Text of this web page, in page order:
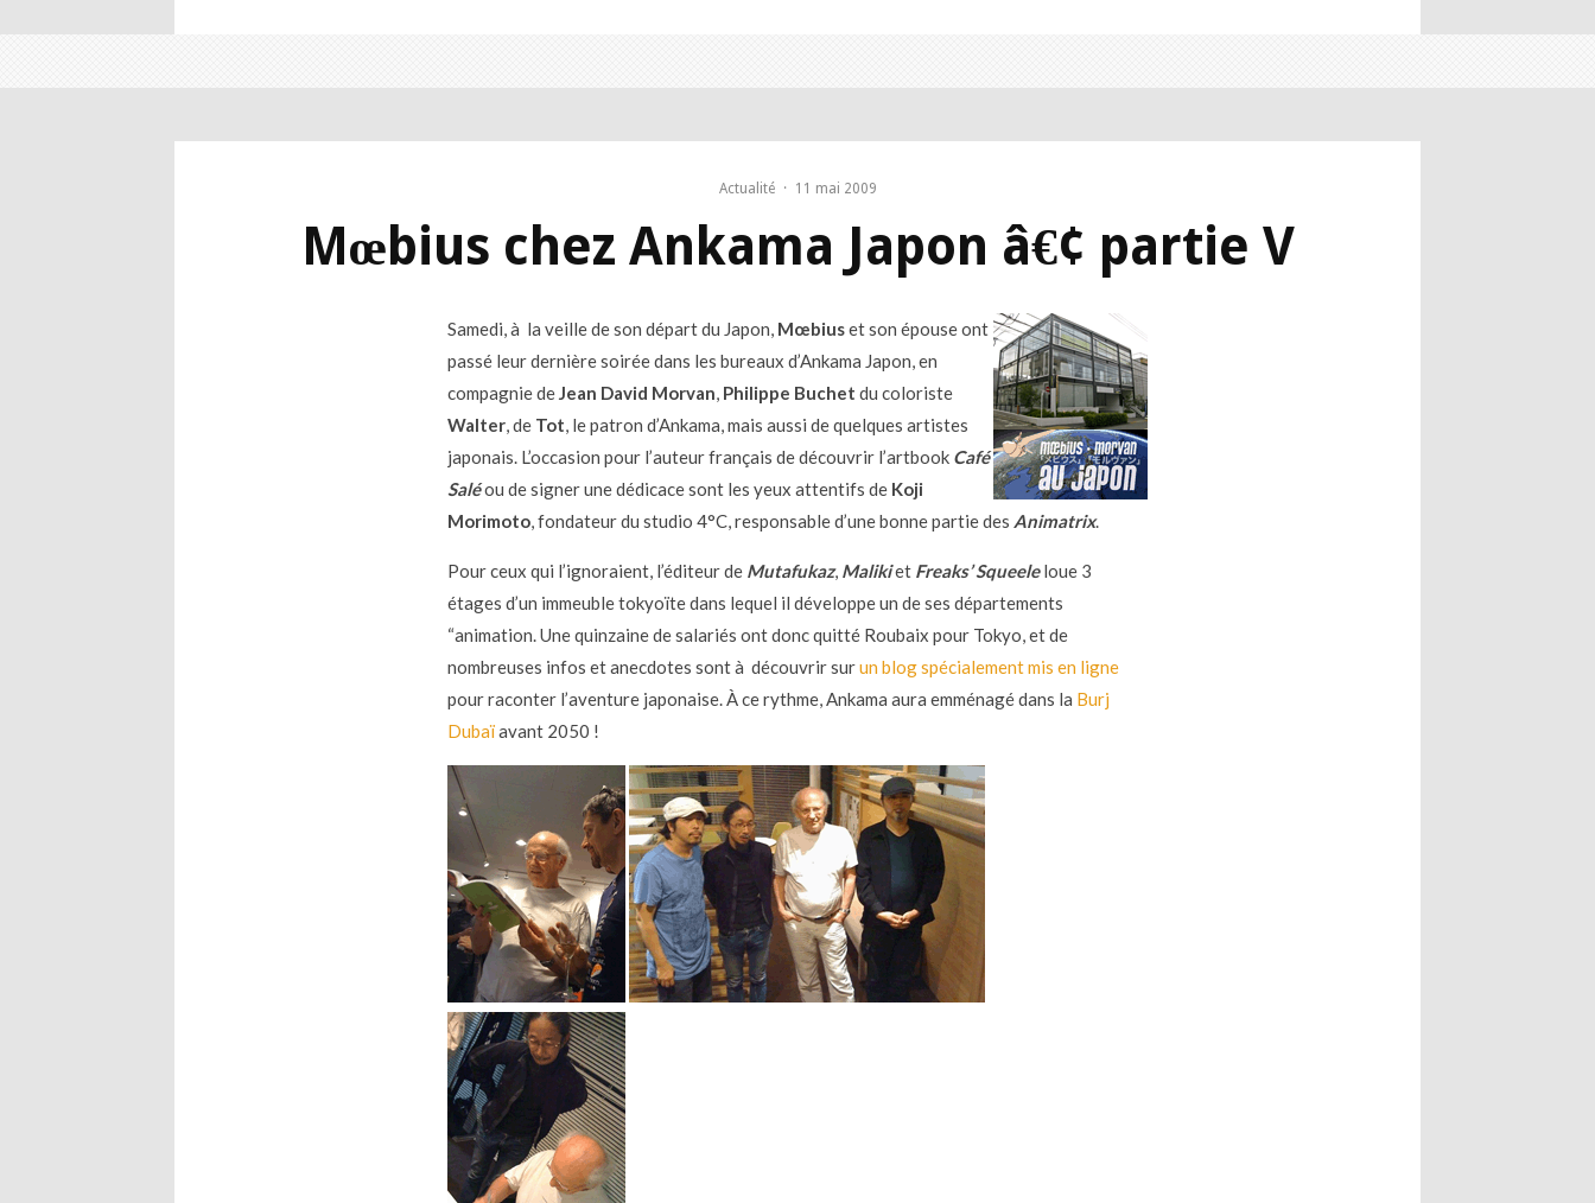
Actualité · 11 mai 2009
Mœbius chez Ankama Japon â€¢ partie V
Samedi, à la veille de son départ du Japon, Mœbiuset son épouse ont
passé leur dernière soirée dans les bureaux d’Ankama Japon, en
compagnie deJean David Morvan, Philippe Buchet du coloriste
Walter, de Tot, le patron d’Ankama, mais aussi de quelques artistes
japonais. L’occasion pour l’auteur français de découvrir l’artbook Café
Saléou de signer une dédicace sont les yeux attentifs de Koji
Morimoto, fondateur du studio 4°C, responsable d’une bonne partie des Animatrix.
Pour ceux qui l’ignoraient, l’éditeur de Mutafukaz, Malikiet Freaks’ Squeeleloue 3
étages d’un immeuble tokyoïte dans lequel il développe un de ses départements
“animation. Une quinzaine de salariés ont donc quitté Roubaix pour Tokyo, et de
nombreuses infos et anecdotes sont à découvrir surun blog spécialement mis en ligne
pour raconter l’aventure japonaise. À ce rythme, Ankama aura emménagé dans la Burj
Dubaïavant 2050 !